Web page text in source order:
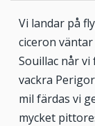
Vi landar på
ciceron
Souillac når
vackra
mil färdas vi
mycket